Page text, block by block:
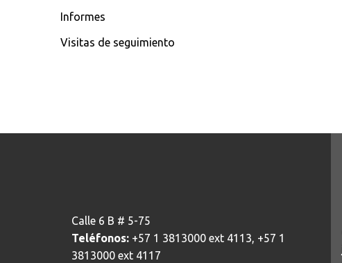
Informes
Visitas de seguimiento
Calle 6 B # 5-75
Teléfonos: +57 1 3813000 ext 4113, +57 1
3813000 ext 4117